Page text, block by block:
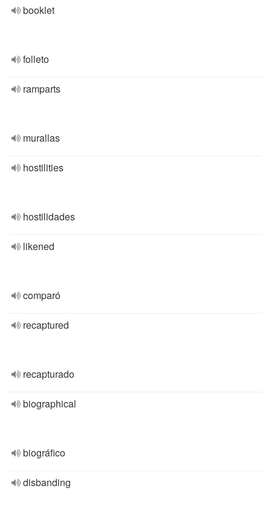
booklet
folleto
ramparts
murallas
hostilities
hostilidades
likened
comparó
recaptured
recapturado
biographical
biográfico
disbanding